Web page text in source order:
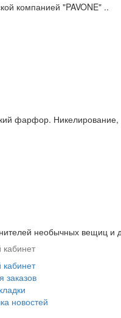
компанией "PAVONE" ..
фарфор. Никелирование,
необычных вещиц и
заказов
новостей